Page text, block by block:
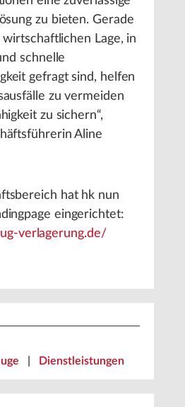
zu bieten. Gerade
Lage, in
schnelle
gefragt sind, helfen
zu vermeiden
zu sichern“,
Aline
hat hk nun
eingerichtet:
verlagerung.de/
Dienstleistungen